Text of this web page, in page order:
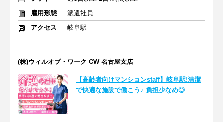
雇用形態
派遣社員
アクセス
岐阜駅
(株)ウィルオブ・ワーク CW 名古屋支店
【高齢者向けマンションstaff】岐阜駅!清潔
で快適な施設で働こう♪ 負担少なめ◎